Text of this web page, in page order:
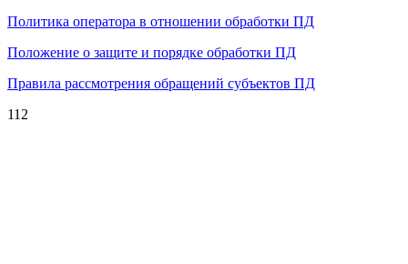
Политика оператора в отношении обработки ПД
Положение о защите и порядке обработки ПД
Правила рассмотрения обращений субъектов ПД
112